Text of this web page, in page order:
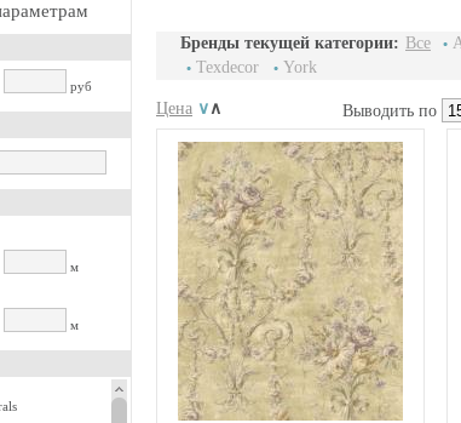
руб
м
м
Бренды текущей категории: Все
Texdecor
York
Цена ∨ ∧ Выводить по